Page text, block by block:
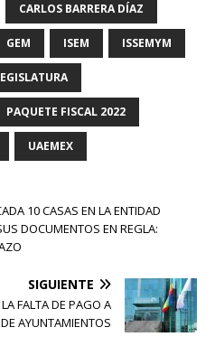
CARLOS BARRERA DÍAZ
GEM ISEM ISSEMYM
PAQUETE FISCAL 2022
UAEMEX
10 CASAS EN LA ENTIDAD
DOCUMENTOS EN REGLA:
SIGUIENTE
FALTA DE PAGO A
AYUNTAMIENTOS